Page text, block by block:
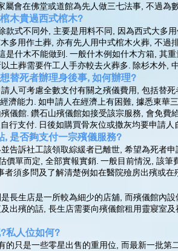
屬會在佛堂或道館為先人做三七法事, 不過為
木貴過西式棺木?
式不同外, 主要是用料不同, 因為西式大多
多用作土葬, 亦有先人用中式棺木火葬, 不過
什木不能做到. 一般什木例如什木方箱, 其
土葬需要仵工人手亦較去火葬多. 除杉木外,
替死者辦理身後事, 如何辦理?
人可考慮全數支付有關之殯儀費用, 包括替
濟能力. 如申請人在經濟上有困難, 據悉東華
儀館. 鑽石山殯儀館如接受該宗服務, 會免費
行支付. 日後如購買骨灰位或撒灰均要申請人
, 是否夠支付一宗殯儀服務?
告訴社工該領取綜緩者已離世, 希望為死者
單而定, 全部實報實銷. 一般目前情況, 該
須多問及了解清楚例如在醫院殮房出殯或在
長生店是一所較為細少的店舖, 而殯儀館內
出殯的話, 長生店需要向殯儀館租用靈寢室
私人位如何?
的只是一些零星出售的重用位, 而最新一批